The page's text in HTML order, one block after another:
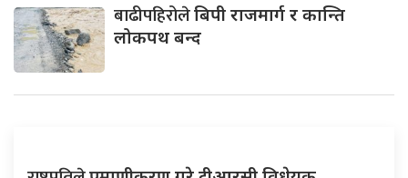
बाढीपहिरोलेबिपी राजमार्ग र कान्ति
लोकपथ बन्द